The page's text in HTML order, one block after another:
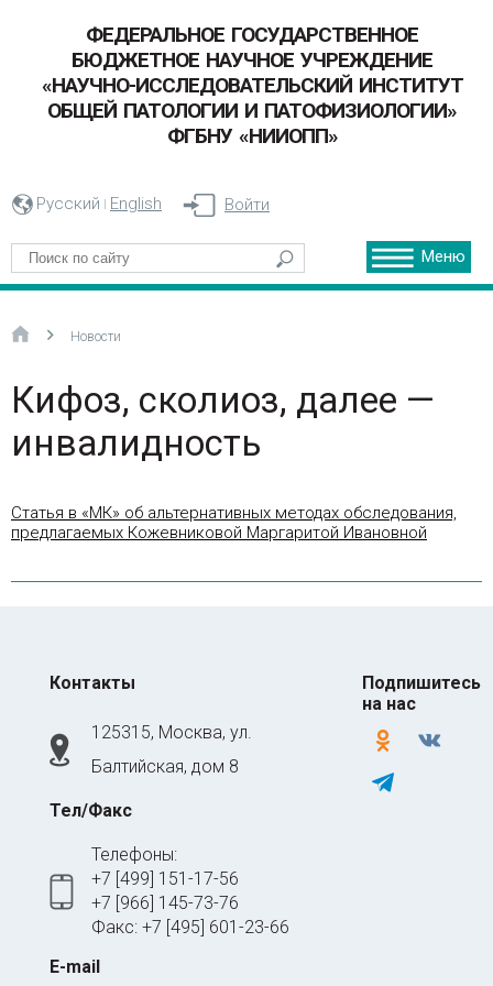
ФЕДЕРАЛЬНОЕ ГОСУДАРСТВЕННОЕ
БЮДЖЕТНОЕ НАУЧНОЕ УЧРЕЖДЕНИЕ
«НАУЧНО-ИССЛЕДОВАТЕЛЬСКИЙ ИНСТИТУТ
ОБЩЕЙ ПАТОЛОГИИ И ПАТОФИЗИОЛОГИИ»
ФГБНУ «НИИОПП»
Меню
Русский English Войти
Новости
Кифоз, сколиоз, далее —
инвалидность
Статья в «МК» об альтернативных методах обследования,
предлагаемых Кожевниковой Маргаритой Ивановной
Контакты
125315, Москва, ул.
Балтийская, дом 8
Тел/Факс
Телефоны:
+7 [499] 151-17-56
+7 [966] 145-73-76
Факс: +7 [495] 601-23-66
E-mail
Подпишитесь
на нас
odnoklassniki
vkontakte
telegram